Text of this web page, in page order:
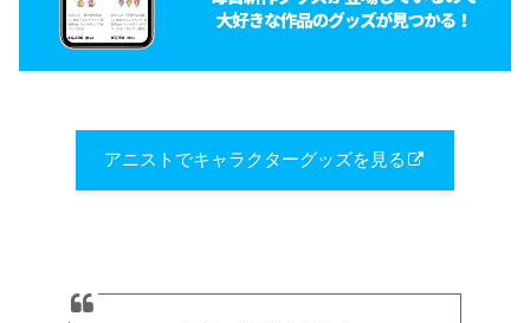
アニストでキャラクターグッズを見る